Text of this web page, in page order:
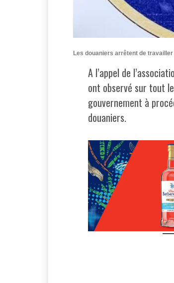
Les douaniers arrêtent de travailler
A l’appel de
ont observé sur tout
gouvernement à
douaniers.